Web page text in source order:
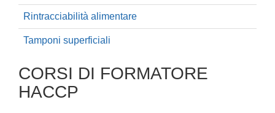
Rintracciabilità alimentare
Tamponi superficiali
CORSI DI FORMATORE
HACCP